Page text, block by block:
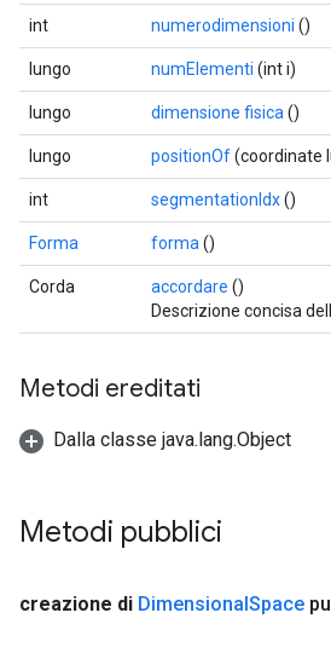
int numerodimensioni ()
lungo numElementi (int i)
lungo dimensione fisica ()
lungo positionOf(coordinate
int segmentationIdx()
Forma forma ()
Corda accordare ()
Descrizione concisa
Metodi ereditati
Dalla classe java.lang.Object
Metodi pubblici
creazione di DimensionalSpace